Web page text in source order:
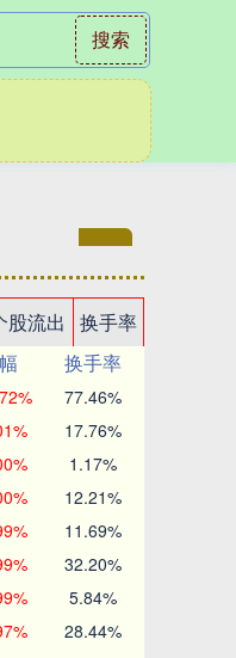
搜索
股流出
换手率
换手率
77.46%
17.76%
1.17%
12.21%
11.69%
32.20%
5.84%
28.44%